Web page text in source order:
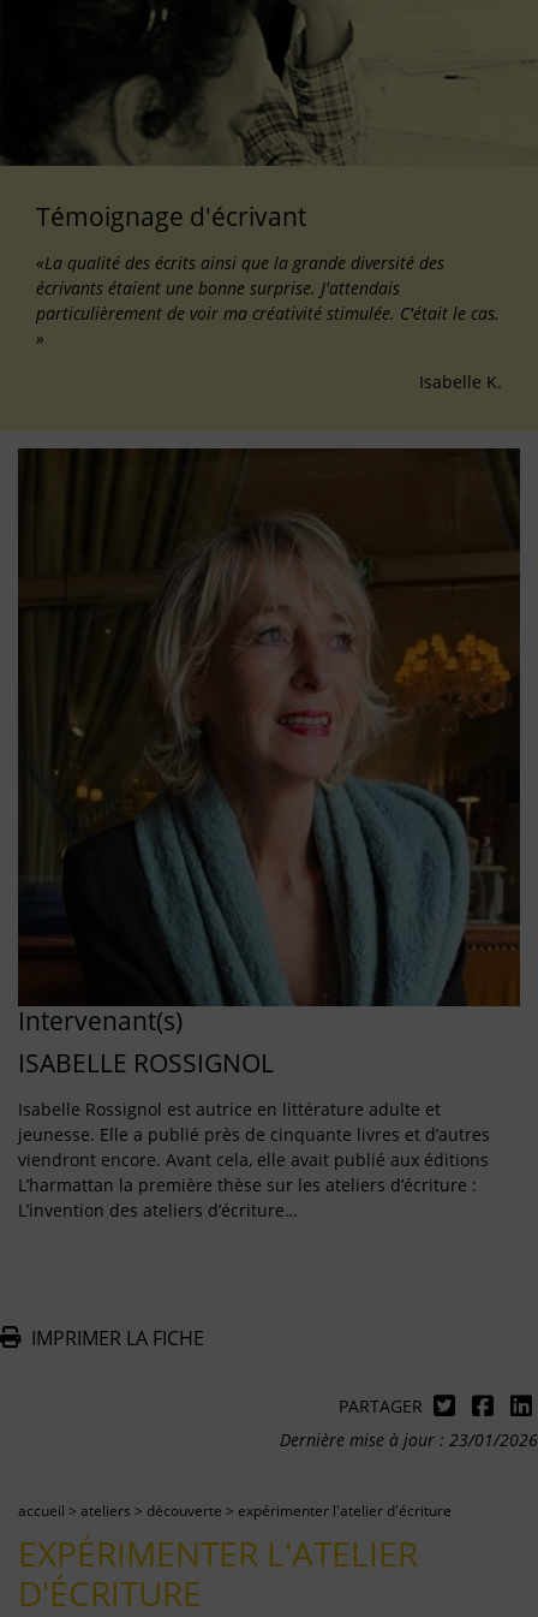
Témoignage d'écrivant
«La qualité des écrits ainsi que la grande diversité des
écrivants étaient une bonne surprise. J'attendais
particulièrement de voir ma créativité stimulée. C'était le cas.
»
Isabelle K.
Intervenant(s)
ISABELLE ROSSIGNOL
Isabelle Rossignol est autrice en littérature adulte et
jeunesse. Elle a publié près de cinquante livres et d’autres
viendront encore. Avant cela, elle avait publié aux éditions
L’harmattan la première thèse sur les ateliers d’écriture :
L’invention des ateliers d’écriture…
IMPRIMER LA FICHE
PARTAGER
Dernière mise à jour : 23/01/2026
accueil > ateliers > découverte > expérimenter l'atelier d'écriture
EXPÉRIMENTER L'ATELIER
D'ÉCRITURE